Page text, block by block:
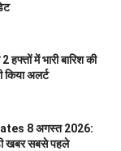
में भारी बारिश की
किया अलर्ट
8 अगस्त 2026:
खबर सबसे पहले